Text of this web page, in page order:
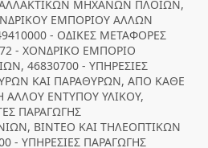
ΜΗΧΑΝΩΝ ΠΛΟΙΩΝ,
ΕΜΠΟΡΙΟΥ ΑΛΛΩΝ
- ΟΔΙΚΕΣ ΜΕΤΑΦΟΡΕΣ
- ΧΟΝΔΡΙΚΟ ΕΜΠΟΡΙΟ
46830700 - ΥΠΗΡΕΣΙΕΣ
ΚΑΙ ΠΑΡΑΘΥΡΩΝ, ΑΠΟ ΚΑΘΕ
ΑΛΛΟΥ ΕΝΤΥΠΟΥ ΥΛΙΚΟΥ,
ΠΑΡΑΓΩΓΗΣ
ΒΙΝΤΕΟ ΚΑΙ ΤΗΛΕΟΠΤΙΚΩΝ
- ΥΠΗΡΕΣΙΕΣ ΠΑΡΑΓΩΓΗΣ